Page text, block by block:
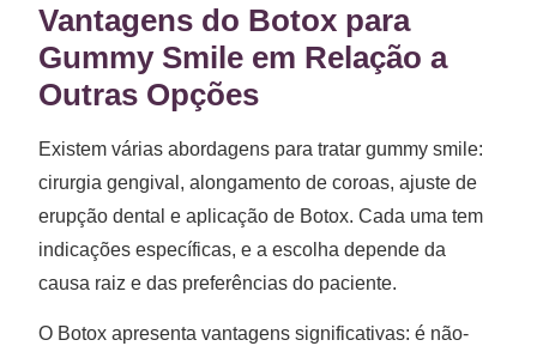
Vantagens do Botox para
Gummy Smile em Relação a
Outras Opções
Existem várias abordagens para tratar gummy smile:
cirurgia gengival, alongamento de coroas, ajuste de
erupção dental e aplicação de Botox. Cada uma tem
indicações específicas, e a escolha depende da
causa raiz e das preferências do paciente.
O Botox apresenta vantagens significativas: é não-